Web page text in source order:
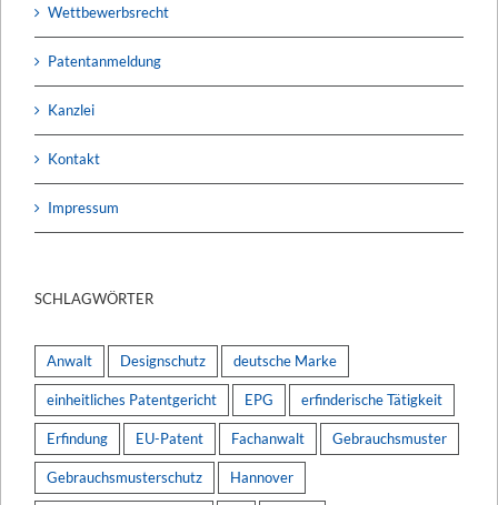
Wettbewerbsrecht
Patentanmeldung
Kanzlei
Kontakt
Impressum
SCHLAGWÖRTER
Anwalt Designschutz deutsche Marke
einheitliches Patentgericht EPG erfinderische Tätigkeit
Erfindung EU-Patent Fachanwalt Gebrauchsmuster
Gebrauchsmusterschutz Hannover